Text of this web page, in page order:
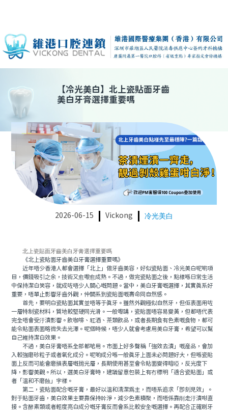
【冷光美白】 北上瓷貼面牙齒
美白牙膏選擇重要嗎
2026-06-15 Vickong 冷光美白
北上瓷貼面牙齒美白牙膏選擇重要嗎
《北上瓷貼面牙齒美白牙膏選擇重要嗎》
近年唔少香港人都會選擇「北上」做牙齒美容，好似瓷貼面、冷光美白呢啲項
目，價錢吸引之余，技術又愈嚟愈成熟。不過，做完瓷貼面之後，點樣喺日常生活
中保持潔白笑容，就成咗唔少人關心嘅問題。當中，美白牙膏嘅選擇，其實真系好
重要，唔單止影響牙齒外觀，仲關系到瓷貼面嘅壽命同自然感。
首先，要明白瓷貼面其實並唔等于真牙。雖然外觀極似自然牙，但佢表面用咗
一層特制瓷材料，質地較堅硬同光滑。一般嚟講，瓷貼面唔容易變黃，但都唔代表
完全唔會受汙漬影響。飲咖啡、紅酒、茶類飲品，或者長期食有色素嘅食物，都可
能令貼面表面略微失去光澤。呢個時候，唔少人就會考慮用美白牙膏，希望可以幫
自己維持潔白效果。
不過，美白牙膏唔系全部都啱用。市面上好多聲稱「強效去漬」嘅産品，會加
入較強磨砂粒子或者氧化成分。呢啲成分喺一般真牙上面未必問題好大，但喺瓷貼
面上反而可能會磨損表層嘅抛光層，長期使用甚至會令貼面變得暗啞，反光度下
降，影響美觀。所以，選美白牙膏時，建議留意包裝上有冇標明「適合瓷貼面」或
者「溫和不磨蝕」字樣。
第二，瓷貼面配合嘅牙膏，最好以溫和清潔爲主，而唔系追求「即刻見效」。
對于貼面牙齒，美白效果主要靠保持幹淨，減少色素積聚，而唔係靠削走汙漬咁直
接。含酵素類或者輕度亮白成分嘅牙膏反而會系比較安全嘅選擇。再配合正確刷牙